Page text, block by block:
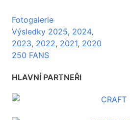
Fotogalerie
Výsledky 2025, 2024,
2023, 2022, 2021, 2020
250 FANS
HLAVNÍ PARTNEŘI